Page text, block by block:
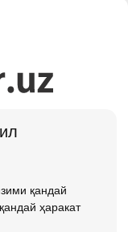
қандай
ҳаракат